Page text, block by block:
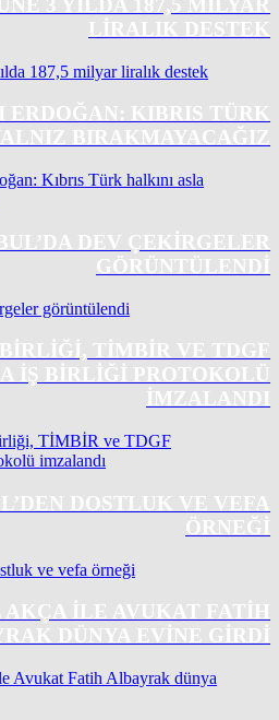
3 YILDA 187,5 MILYAR
LIRALIK DESTEK
ERDOĞAN: KIBRIS TÜRK
BIRAKMAYACAĞIZ
DEV ÇEKIRGELER
GÖRÜNTÜLENDI
TİMBİR VE TDGF
İŞ BIRLIĞI PROTOKOLÜ
IMZALANDI
DOSTLUK VE VEFA
ÖRNEĞI
ILE AVUKAT FATIH
DÜNYA EVINE GIRDI